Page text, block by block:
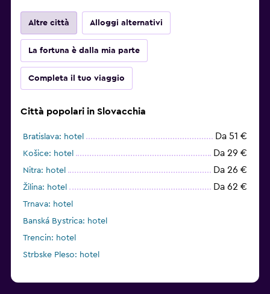
Altre città Alloggi alternativi
La fortuna è dalla mia parte
Completa il tuo viaggio
Città popolari in Slovacchia
Bratislava: hotel Da 51 €
Košice: hotel Da 29 €
Nitra: hotel Da 26 €
Žilina: hotel Da 62 €
Trnava: hotel
Banská Bystrica: hotel
Trencin: hotel
Strbske Pleso: hotel